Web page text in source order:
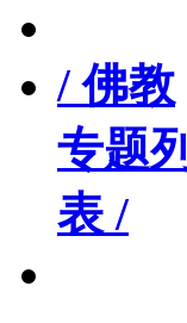
/ 佛教
专题列
表 /